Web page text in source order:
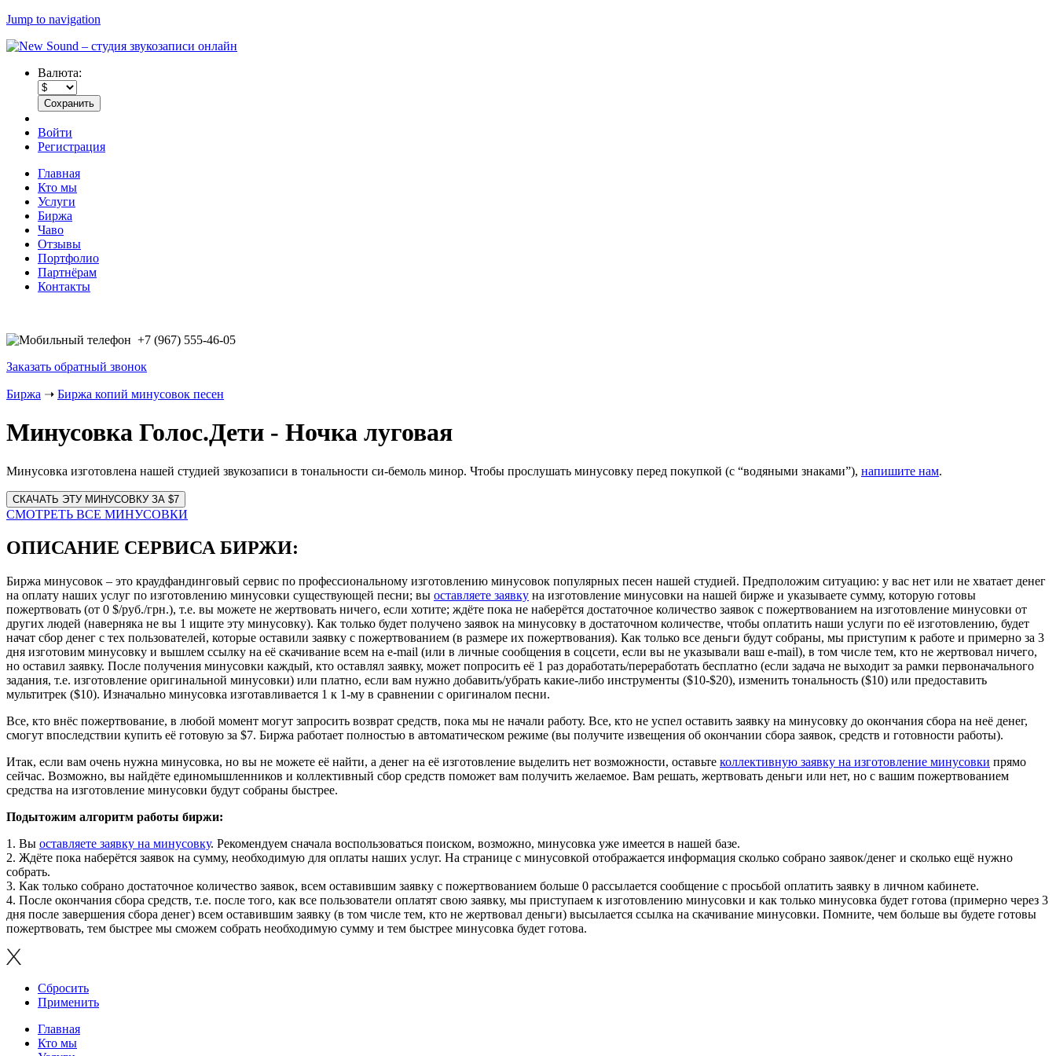
Jump to navigation
Валюта:
Войти
Регистрация
Главная
Кто мы
Услуги
Биржа
Чаво
Отзывы
Портфолио
Партнёрам
Контакты
+7 (967) 555-46-05
Заказать обратный звонок
Биржа ➝ Биржа копий минусовок песен
Минусовка Голос.Дети - Ночка луговая
Минусовка изготовлена нашей студией звукозаписи в тональности си-бемоль минор. Чтобы прослушать минусовку перед покупкой (с “водяными знаками”), напишите нам.
Website
URL
СМОТРЕТЬ ВСЕ МИНУСОВКИ
ОПИСАНИЕ СЕРВИСА БИРЖИ:
Биржа минусовок – это краудфандинговый сервис по профессиональному изготовлению минусовок популярных песен нашей студией. Предположим ситуацию: у вас нет или не хватает денег
на оплату наших услуг по изготовлению минусовки существующей песни; вы оставляете заявку на изготовление минусовки на нашей бирже и указываете сумму, которую готовы
пожертвовать (от 0 $/руб./грн.), т.е. вы можете не жертвовать ничего, если хотите; ждёте пока не наберётся достаточное количество заявок с пожертвованием на изготовление минусовки от
других людей (наверняка не вы 1 ищите эту минусовку). Как только будет получено заявок на минусовку в достаточном количестве, чтобы оплатить наши услуги по её изготовлению, будет
начат сбор денег с тех пользователей, которые оставили заявку с пожертвованием (в размере их пожертвования). Как только все деньги будут собраны, мы приступим к работе и примерно за 3
дня изготовим минусовку и вышлем ссылку на её скачивание всем на e-mail (или в личные сообщения в соцсети, если вы не указывали ваш e-mail), в том числе тем, кто не жертвовал ничего,
но оставил заявку. После получения минусовки каждый, кто оставлял заявку, может попросить её 1 раз доработать/переработать бесплатно (если задача не выходит за рамки первоначального
задания, т.е. изготовление оригинальной минусовки) или платно, если вам нужно добавить/убрать какие-либо инструменты ($10-$20), изменить тональность ($10) или предоставить
мультитрек ($10). Изначально минусовка изготавливается 1 к 1-му в сравнении с оригиналом песни.
Все, кто внёс пожертвование, в любой момент могут запросить возврат средств, пока мы не начали работу. Все, кто не успел оставить заявку на минусовку до окончания сбора на неё денег,
смогут впоследствии купить её готовую за $7. Биржа работает полностью в автоматическом режиме (вы получите извещения об окончании сбора заявок, средств и готовности работы).
Итак, если вам очень нужна минусовка, но вы не можете её найти, а денег на её изготовление выделить нет возможности, оставьте коллективную заявку на изготовление минусовки прямо
сейчас. Возможно, вы найдёте единомышленников и коллективный сбор средств поможет вам получить желаемое. Вам решать, жертвовать деньги или нет, но с вашим пожертвованием
средства на изготовление минусовки будут собраны быстрее.
Подытожим алгоритм работы биржи:
1. Вы оставляете заявку на минусовку. Рекомендуем сначала воспользоваться поиском, возможно, минусовка уже имеется в нашей базе.
2. Ждёте пока наберётся заявок на сумму, необходимую для оплаты наших услуг. На странице с минусовкой отображается информация сколько собрано заявок/денег и сколько ещё нужно
собрать.
3. Как только собрано достаточное количество заявок, всем оставившим заявку с пожертвованием больше 0 рассылается сообщение с просьбой оплатить заявку в личном кабинете.
4. После окончания сбора средств, т.е. после того, как все пользователи оплатят свою заявку, мы приступаем к изготовлению минусовки и как только минусовка будет готова (примерно через 3
дня после завершения сбора денег) всем оставившим заявку (в том числе тем, кто не жертвовал деньги) высылается ссылка на скачивание минусовки. Помните, чем больше вы будете готовы
пожертвовать, тем быстрее мы сможем собрать необходимую сумму и тем быстрее минусовка будет готова.
Сбросить
Применить
Главная
Кто мы